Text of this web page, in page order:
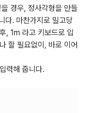
경우, 정사각형을 만들
. 마찬가지로 밀고당
, 1m 라고 키보드로 입
할 필요없이, 바로 이어
력해 줍니다.